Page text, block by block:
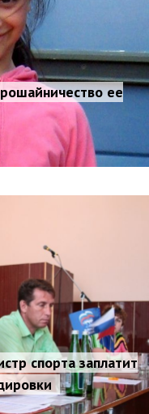
ее
спорта заплатит